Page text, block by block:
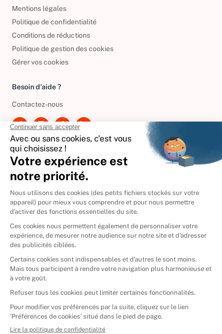
Mentions légales
Politique de confidentialité
Conditions de réductions
Politique de gestion des cookies
Gérer vos cookies
Besoin d'aide ?
Contactez-nous
International
🇪🇸 Espagne
🇩🇪Allemagne
🇮🇹 Italie